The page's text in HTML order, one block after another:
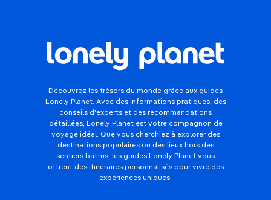
Découvrez les trésors du monde grâce aux guides
Lonely Planet. Avec des informations pratiques, des
conseils d'experts et des recommandations
détaillées, Lonely Planet est votre compagnon de
voyage idéal. Que vous cherchiez à explorer des
destinations populaires ou des lieux hors des
sentiers battus, les guides Lonely Planet vous
offrent des itinéraires personnalisés pour vivre des
expériences uniques.